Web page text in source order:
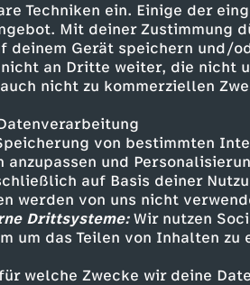
Techniken ein. Einige der
Mit deiner Zustimmung
deinem Gerät speichern und/
an Dritte weiter, die nicht
nicht zu kommerziellen
von bestimmten
anzupassen und
auf Basis deiner
werden von uns nicht
Drittsysteme:Wir nutzen
um das Teilen von Inhalten zu
welche Zwecke wir deine
entdecken
Show experimentell